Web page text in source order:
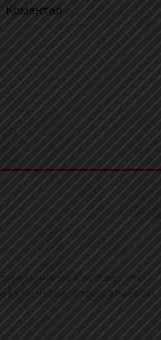
Коментар